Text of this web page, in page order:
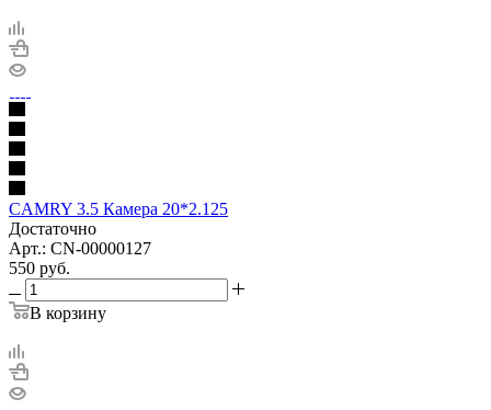
CAMRY 3.5 Камера 20*2.125
Достаточно
Арт.: CN-00000127
550 руб.
В корзину